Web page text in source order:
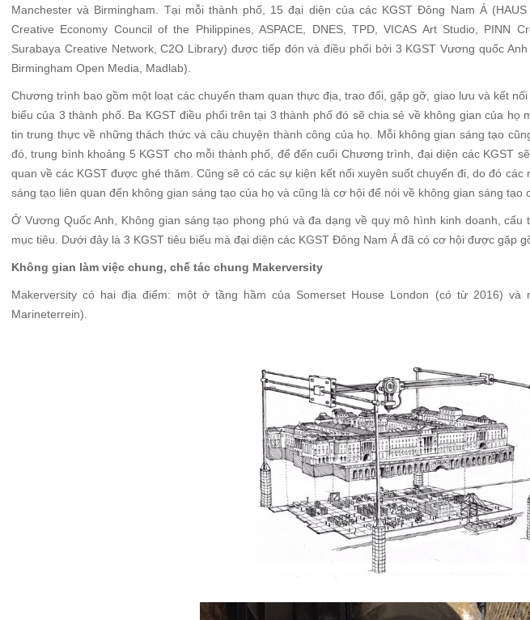
Manchester và Birmingham. Tại mỗi thành phố, 15 đại diện của các KGST Đông Nam Á (HAUS
Creative Economy Council of the Philippines, ASPACE, DNES, TPD, VICAS Art Studio, PINN
Surabaya Creative Network, C2O Library) được tiếp đón và điều phối bởi 3 KGST Vương quốc
Birmingham Open Media, Madlab).
Chương trình bao gồm một loạt các chuyến tham quan thực địa, trao đổi, gặp gỡ, giao lưu và kết
biểu của 3 thành phố. Ba KGST điều phối trên tại 3 thành phố đó sẽ chia sẻ về không gian của
tin trung thực về những thách thức và câu chuyện thành công của họ. Mỗi không gian sáng tạo
đó, trung bình khoảng 5 KGST cho mỗi thành phố, để đến cuối Chương trình, đại diện các KGST
quan về các KGST được ghé thăm. Cũng sẽ có các sự kiện kết nối xuyên suốt chuyến đi, do đó
sáng tạo liên quan đến không gian sáng tạo của họ và cũng là cơ hội để nói về không gian sáng tạo
Ở Vương Quốc Anh, Không gian sáng tạo phong phú và đa dạng về quy mô hình kinh doanh,
mục tiêu. Dưới đây là 3 KGST tiêu biểu mà đại diện các KGST Đông Nam Á đã có cơ hội được gặp
Không gian làm việc chung, chế tác chung Makerversity
Makerversity có hai địa điểm: một ở tầng hầm của Somerset House London (có từ 2016)
Marineterrein).